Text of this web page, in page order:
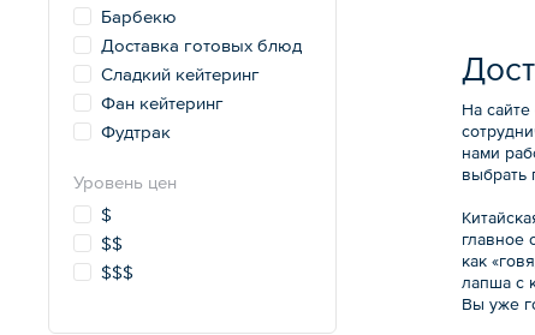
Барбекю
Доставка готовых блюд
Сладкий кейтеринг
Фан кейтеринг
Фудтрак
Уровень цен
$
$$
$$$
На
нами
выбрать
главное
как
лапша с
Вы уже